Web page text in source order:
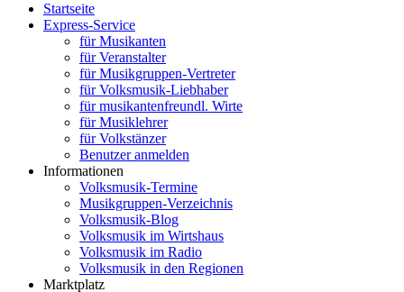
Startseite
Express-Service
für Musikanten
für Veranstalter
für Musikgruppen-Vertreter
für Volksmusik-Liebhaber
für musikantenfreundl. Wirte
für Musiklehrer
für Volkstänzer
Benutzer anmelden
Informationen
Volksmusik-Termine
Musikgruppen-Verzeichnis
Volksmusik-Blog
Volksmusik im Wirtshaus
Volksmusik im Radio
Volksmusik in den Regionen
Marktplatz